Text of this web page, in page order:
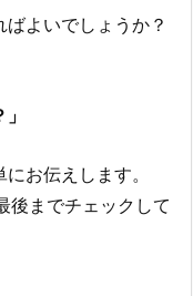
よいでしょうか？
お伝えします。
後までチェックして